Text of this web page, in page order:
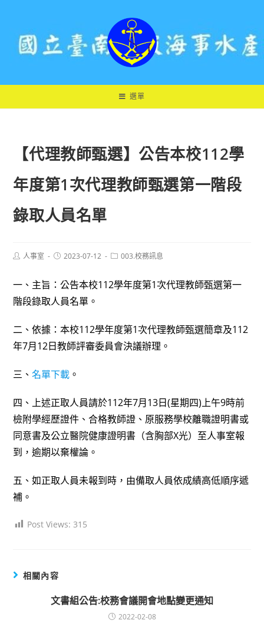
選單
【代理教師甄選】公告本校112學
年度第1次代理教師甄選第一階段
錄取人員名單
Post人事室
Post2023-07-12
Post003.校務訊息
一、主旨：公告本校112學年度第1次代理教師甄選第一
階段錄取人員名單。
二、依據：本校112學年度第1次代理教師甄選簡章及112
年7月12日教師評審委員會決議辦理。
三、名單下載 。
四、上述正取人員請於112年7月13日(星期四)上午9時前
檢附學經歷證件、合格教師證、原服務學校離職證明書或
同意書及公立醫院健康證明書（含胸部X光）至人事室報
到，逾期以棄權論。
五、如正取人員未報到時，由備取人員依成績高低順序遞
補。
Post Views: 315
相關內容
文書組公告:校務會議開會地點變更通知
2022-02-08